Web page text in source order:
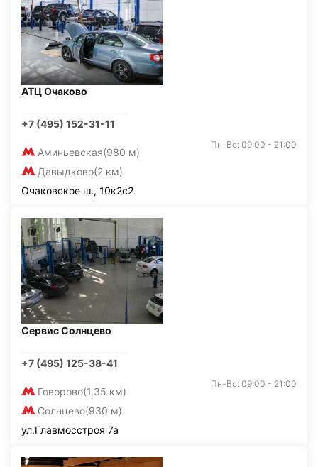
АТЦ Очаково
+7 (495) 152-31-11
Аминьевская(980 м)
Давыдково(2 км)
Пн-Вс: 09:00 - 21:00
Очаковское ш., 10к2с2
Сервис Солнцево
+7 (495) 125-38-41
Говорово(1,35 км)
Солнцево(930 м)
Пн-Вс: 09:00 - 21:00
ул.Главмосстроя 7а